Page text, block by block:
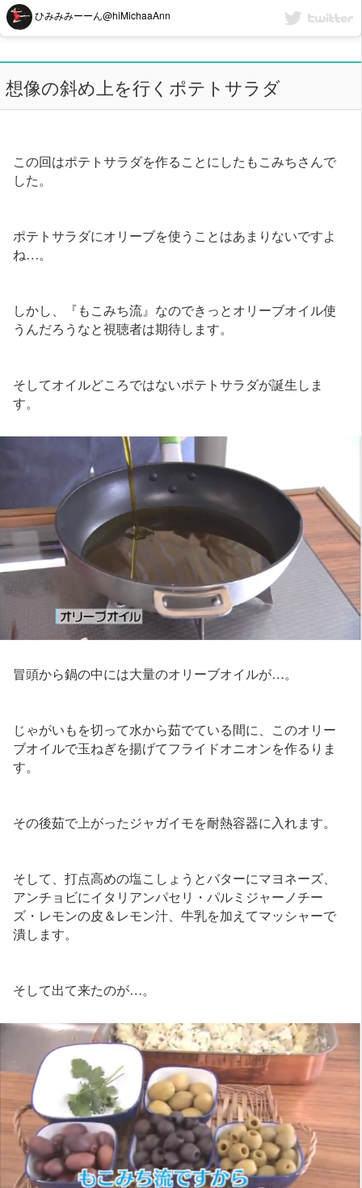
ひみみみーーん@hiMichaaAnn
想像の斜め上を行くポテトサラダ
この回はポテトサラダを作ることにしたもこみちさんで
した。
ポテトサラダにオリーブを使うことはあまりないですよ
ね…。
しかし、『もこみち流』なのできっとオリーブオイル使
うんだろうなと視聴者は期待します。
そしてオイルどころではないポテトサラダが誕生しま
す。
冒頭から鍋の中には大量のオリーブオイルが…。
じゃがいもを切って水から茹でている間に、このオリー
ブオイルで玉ねぎを揚げてフライドオニオンを作るりま
す。
その後茹で上がったジャガイモを耐熱容器に入れます。
そして、打点高めの塩こしょうとバターにマヨネーズ、
アンチョビにイタリアンパセリ・パルミジャーノチー
ズ・レモンの皮＆レモン汁、牛乳を加えてマッシャーで
潰します。
そして出て来たのが…。